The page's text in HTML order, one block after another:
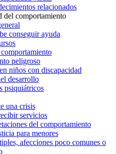
relacionados
del comportamiento
conseguir ayuda
peligroso
niños con discapacidad
desarrollo
psiquiátricos
una crisis
servicios
del comportamiento
para menores
afecciones poco comunes o